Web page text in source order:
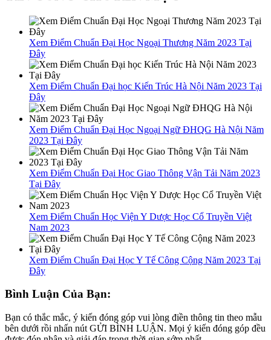
Xem Điểm Chuẩn Đại Học Ngoại Thương Năm 2023 Tại
Đây
Xem Điểm Chuẩn Đại học Kiến Trúc Hà Nội Năm 2023 Tại
Đây
Xem Điểm Chuẩn Đại Học Ngoại Ngữ ĐHQG Hà Nội Năm
2023 Tại Đây
Xem Điểm Chuẩn Đại Học Giao Thông Vận Tải Năm 2023
Tại Đây
Xem Điểm Chuẩn Học Viện Y Dược Học Cổ Truyền Việt
Nam 2023
Xem Điểm Chuẩn Đại Học Y Tế Công Cộng Năm 2023 Tại
Đây
Bình Luận Của Bạn:
Bạn có thắc mắc, ý kiến đóng góp vui lòng điền thông tin theo mẫu
bên dưới rồi nhấn nút GỬI BÌNH LUẬN. Mọi ý kiến đóng góp đều